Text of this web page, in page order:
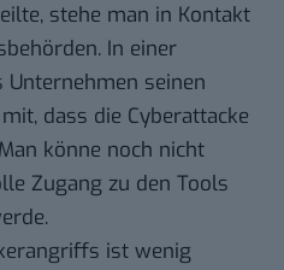
stehe man in Kontakt
In einer
seinen
dass die Cyberattacke
könne noch nicht
Zugang zu den Tools
ist wenig